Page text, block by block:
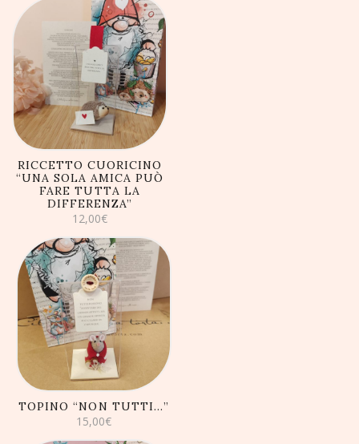
AGGIUNGI AL
CARRELLO
RICCETTO CUORICINO
“UNA SOLA AMICA PUÒ
FARE TUTTA LA
DIFFERENZA”
12,00€
AGGIUNGI AL
CARRELLO
TOPINO “NON TUTTI…”
15,00€